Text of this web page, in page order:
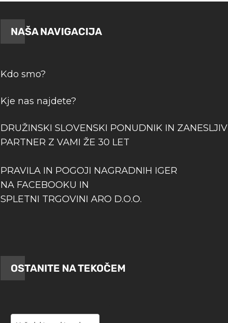
NAŠA NAVIGACIJA
Kdo smo?
Kje nas najdete?
DRUŽINSKI SLOVENSKI PONUDNIK IN ZANESLJIV
PARTNER Z VAMI ŽE 30 LET
PRAVILA IN POGOJI NAGRADNIH IGER
NA FACEBOOKU IN
SPLETNI TRGOVINI ARO D.O.O.
OSTANITE NA TEKOČEM